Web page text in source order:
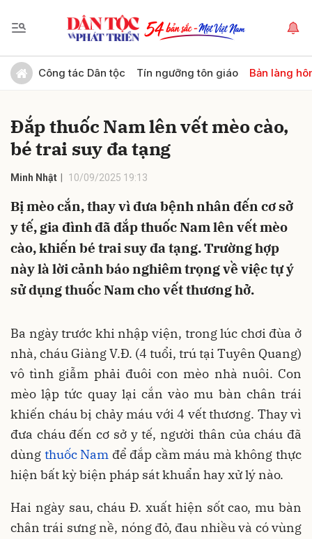
Công tác Dân tộc Tín ngưỡng tôn giáo Bản làng
Đắp thuốc Nam lên vết mèo cào,
bé trai suy đa tạng
Minh Nhật 10/09/2025 19:13
Bị mèo cắn, thay vì đưa bệnh nhân đến cơ sở
y tế, gia đình đã đắp thuốc Nam lên vết mèo
cào, khiến bé trai suy đa tạng. Trường hợp
này là lời cảnh báo nghiêm trọng về việc tự ý
sử dụng thuốc Nam cho vết thương hở.
Ba ngày trước khi nhập viện, trong lúc chơi đùa ở
nhà, cháu Giàng V.Đ. (4 tuổi, trú tại Tuyên Quang)
vô tình giẫm phải đuôi con mèo nhà nuôi. Con
mèo lập tức quay lại cắn vào mu bàn chân trái
khiến cháu bị chảy máu với 4 vết thương. Thay vì
đưa cháu đến cơ sở y tế, người thân của cháu đã
dùng thuốc Nam để đắp cầm máu mà không thực
hiện bất kỳ biện pháp sát khuẩn hay xử lý nào.
Hai ngày sau, cháu Đ. xuất hiện sốt cao, mu bàn
chân trái sưng nề, nóng đỏ, đau nhiều và có vùng
Gửi bình luận
Hủy Gửi